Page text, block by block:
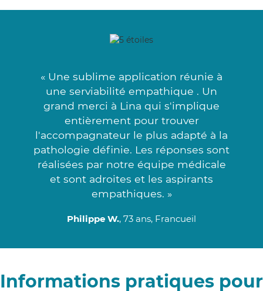
« Une sublime application réunie à
une serviabilité empathique . Un
grand merci à Lina qui s'implique
entièrement pour trouver
l'accompagnateur le plus adapté à la
pathologie définie. Les réponses sont
réalisées par notre équipe médicale
et sont adroites et les aspirants
empathiques. »
Philippe W., 73 ans, Francueil
Informations pratiques pour